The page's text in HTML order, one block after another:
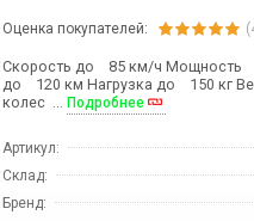
Оценка покупателей:
Скорость до 85 км/ч Мощность
до 120 км Нагрузка до 150 кг
колес ...Подробнее
Артикул:
Склад:
Бренд: